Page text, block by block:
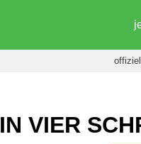
IN VIER